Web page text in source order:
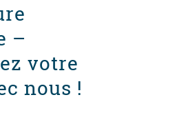
–
votre
nous !